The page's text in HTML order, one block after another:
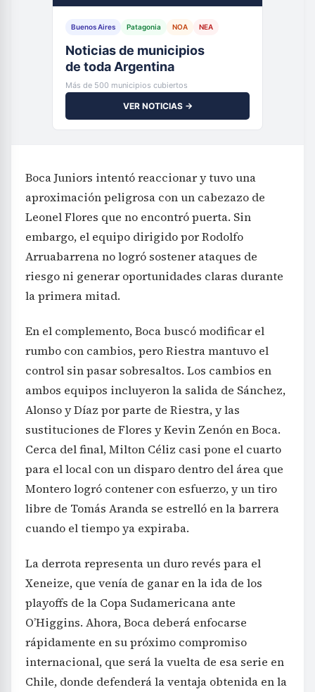
Buenos Aires Patagonia NOA NEA
Noticias de municipios
de toda Argentina
Más de 500 municipios cubiertos
VER NOTICIAS →
Boca Juniors intentó reaccionar y tuvo una
aproximación peligrosa con un cabezazo de
Leonel Flores que no encontró puerta. Sin
embargo, el equipo dirigido por Rodolfo
Arruabarrena no logró sostener ataques de
riesgo ni generar oportunidades claras durante
la primera mitad.
En el complemento, Boca buscó modificar el
rumbo con cambios, pero Riestra mantuvo el
control sin pasar sobresaltos. Los cambios en
ambos equipos incluyeron la salida de Sánchez,
Alonso y Díaz por parte de Riestra, y las
sustituciones de Flores y Kevin Zenón en Boca.
Cerca del final, Milton Céliz casi pone el cuarto
para el local con un disparo dentro del área que
Montero logró contener con esfuerzo, y un tiro
libre de Tomás Aranda se estrelló en la barrera
cuando el tiempo ya expiraba.
La derrota representa un duro revés para el
Xeneize, que venía de ganar en la ida de los
playoffs de la Copa Sudamericana ante
O’Higgins. Ahora, Boca deberá enfocarse
rápidamente en su próximo compromiso
internacional, que será la vuelta de esa serie en
Chile, donde defenderá la ventaja obtenida en la